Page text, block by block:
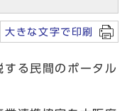
大きな文字で印刷
る民間のポータル